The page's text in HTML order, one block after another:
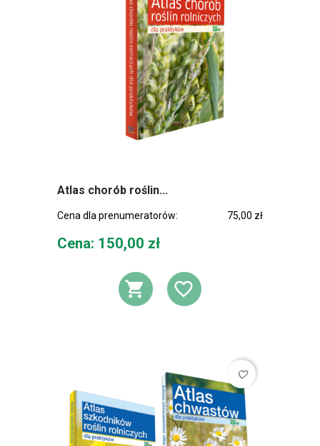
Atlas chorób roślin...
Cena dla prenumeratorów: 75,00 zł
Cena
Cena: 150,00 zł
DODAJ DO
DODAJ DO
favorite_border